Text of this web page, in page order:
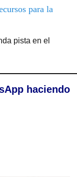
para la
pista en el
haciendo